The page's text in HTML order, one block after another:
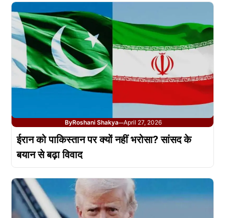
ByRoshani Shakya—April 27, 2026
ईरान को पाकिस्तान पर क्यों नहीं भरोसा? सांसद के
बयान से बढ़ा विवाद